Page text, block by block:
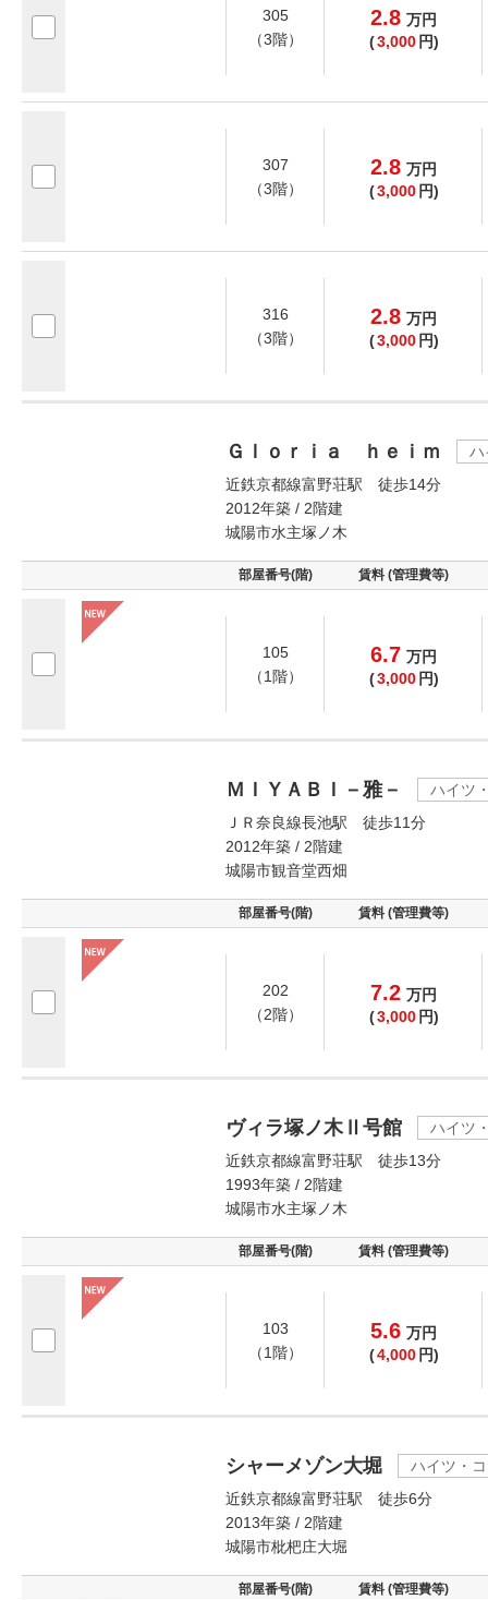
305
（3階）
2.8 万円
(3,000 円)
307
（3階）
2.8 万円
(3,000 円)
316
（3階）
2.8 万円
(3,000 円)
Ｇｌｏｒｉａ ｈｅｉｍ
ハ
近鉄京都線富野荘駅 徒歩14分
2012年築 / 2階建
城陽市水主塚ノ木
部屋番号(階) 賃料 (管理費等)
105
（1階）
6.7 万円
(3,000 円)
ＭＩＹＡＢＩ－雅－
ハイツ
ＪＲ奈良線長池駅 徒歩11分
2012年築 / 2階建
城陽市観音堂西畑
部屋番号(階) 賃料 (管理費等)
202
（2階）
7.2 万円
(3,000 円)
ヴィラ塚ノ木Ⅱ号館
ハイツ
近鉄京都線富野荘駅 徒歩13分
1993年築 / 2階建
城陽市水主塚ノ木
部屋番号(階) 賃料 (管理費等)
103
（1階）
5.6 万円
(4,000 円)
シャーメゾン大堀
ハイツ・
近鉄京都線富野荘駅 徒歩6分
2013年築 / 2階建
城陽市枇杷庄大堀
部屋番号(階) 賃料 (管理費等)